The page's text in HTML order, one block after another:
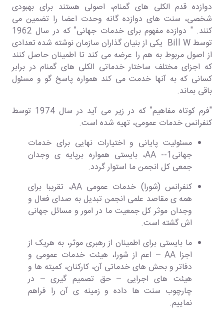
دوازده قدم الکلی های گمنام، اصولی هستند برای بهبودی
شخصی، سنت های دوازده گانه وحدت اعضا را تضمین می
کنند. " دوازده مفهوم برای خدمات جهانی" که در سال 1962
توسط Bill W یکی از بنیان گذاران سازمان نوشته شده تعدادی
از اصول مربوط به هم را عرضه می کند تا اطمینان حاصل کنند
که اجزای مختلف ساختار خدماتی الکلی های گمنام در برابر
کسانی که به آنها خدمت می کند همواره پاسخ گو و مسئول
باقی بماند.
"فرم کوتاه مفاهیم" که در زیر می آید در سال 1974 توسط
کنفرانس خدمات عمومی، تهیه شده است.
مسئولیت پایانی و اختیارات نهایی برای خدمات
جهانی1-- AA، بایستی همواره برپایه ی وجدان
جمعی کل انجمن ما استوار گردد.
کنفرانس (شورا) خدمات عمومی AA، تقریبا برای
همه ی مقاصد علمی انجمن تبدیل به صدای فعال و
وجدان موثر کل جمعیت ما در امور و مسائل جهانی
اش گشته است.
ما بایستی برای اطمینان از رهبری موثر، به هریک از
اجزا AA – اعم از شورا، هیئت خدمات عمومی و
دفاتر و بحش های خدماتی آن، کارکنان، کمیته ها و
هیئت های اجرایی – حق تصمیم گیری – در
چارچوب سنت ها داده و زمینه ی آن را فراهم
نماییم.